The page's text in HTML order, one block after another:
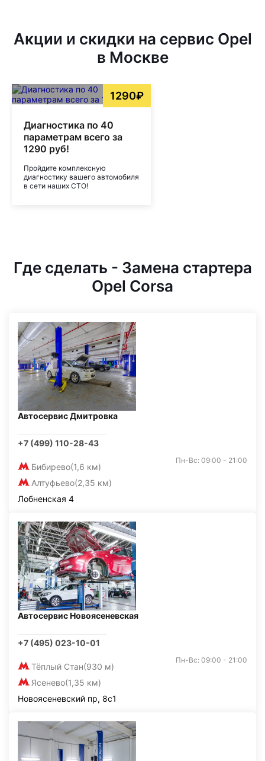
Акции и скидки на сервис Opel
в Москве
1290₽
Диагностика по 40
параметрам всего за
1290 руб!
Пройдите комплексную
диагностику вашего автомобиля
в сети наших СТО!
Где сделать - Замена стартера
Opel Corsa
Автосервис Дмитровка
+7 (499) 110-28-43
Бибирево(1,6 км)
Алтуфьево(2,35 км)
Пн-Вс: 09:00 - 21:00
Лобненская 4
Автосервис Новоясеневская
+7 (495) 023-10-01
Тёплый Стан(930 м)
Ясенево(1,35 км)
Пн-Вс: 09:00 - 21:00
Новоясеневский пр, 8с1